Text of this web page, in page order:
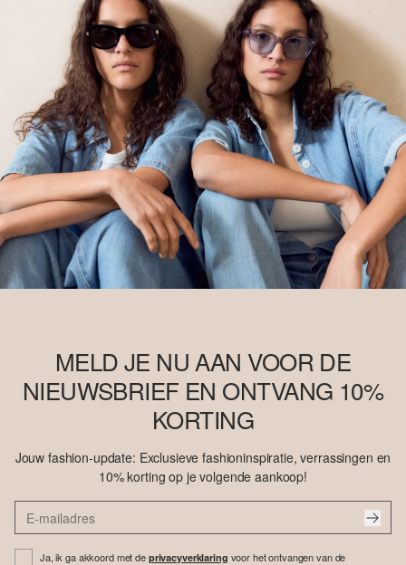
MELD JE NU AAN VOOR DE
NIEUWSBRIEF EN ONTVANG 10%
KORTING
Jouw fashion-update: Exclusieve fashioninspiratie, verrassingen en
10% korting op je volgende aankoop!
Ja, ik ga akkoord met de privacyverklaring voor het ontvangen van de